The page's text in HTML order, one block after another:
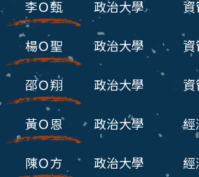
李Ｏ甄 政治大學 資
楊Ｏ聖 政治大學 資
邵Ｏ翔 政治大學 資
黃Ｏ恩 政治大學 經
陳Ｏ方 政治大學 經